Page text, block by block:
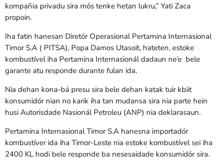
kompañia privadu sira mós tenke hetan lukru,” Yati Zaca
propoin.
Iha fatin hanesan Diretór Operasional Pertamina Internasional
Timor S.A ( PITSA), Popa Damos Utasoit, hateten, estoke
kombustível iha Pertamina Internasionál dadaun ne’e bele
garante atu responde durante fulan ida.
Nia dehan kona-bá presu sira bele dehan katak tuir kbiit
konsumidór nian no karik iha tan mudansa sira nia parte hein
husi Autorisdade Nasionál Petroleu (ANP) nia deklarasaun.
Pertamina Internasional Timor S.A hanesna importadór
kombustíver ida iha Timor-Leste nia estoke kombustível sei iha
2400 KL hodi bele responde ba nesesaidade konsumidór sira.